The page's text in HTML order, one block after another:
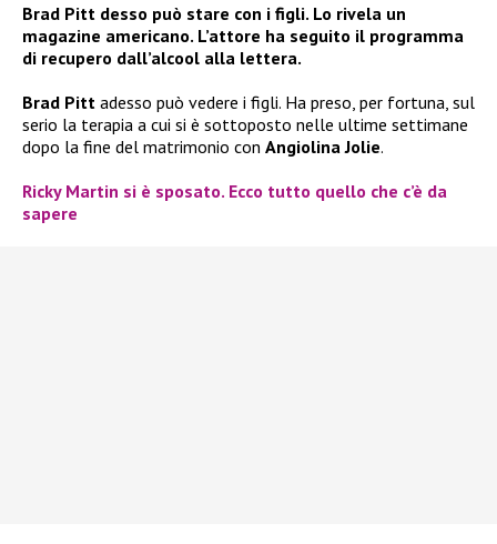
Brad Pitt desso può stare con i figli. Lo rivela un
magazine americano. L’attore ha seguito il programma
di recupero dall’alcool alla lettera.
Brad Pitt adesso può vedere i figli. Ha preso, per fortuna, sul
serio la terapia a cui si è sottoposto nelle ultime settimane
dopo la fine del matrimonio con Angiolina Jolie.
Ricky Martin si è sposato. Ecco tutto quello che c’è da
sapere